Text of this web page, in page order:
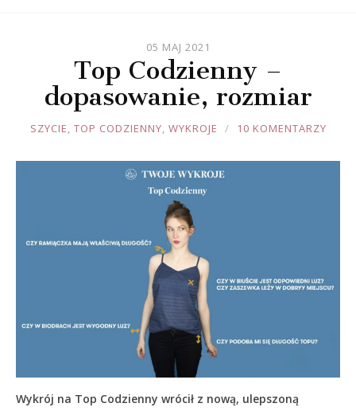
05 MAJ 2021
Top Codzienny –
dopasowanie, rozmiar
JOULE
SZYCIE, TOP CODZIENNY, WYKROJE 10 KOMENTARZY
Wykrój na Top Codzienny wrócił z nową, ulepszoną